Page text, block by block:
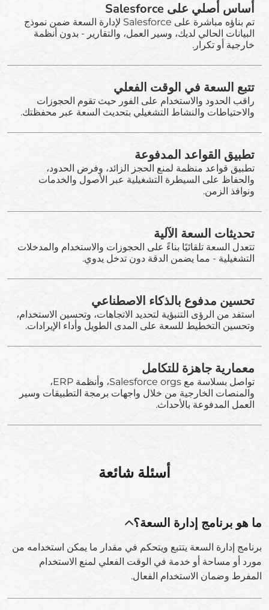
أساس أصلي على Salesforce
تم بناؤه مباشرة على Salesforce لإدارة السعة ضمن نموذج
البيانات الحالي لديك، وسير العمل، والتقارير - بدون أنظمة
خارجية أو تكرار.
تتبع السعة في الوقت الفعلي
راقب الحدود والاستخدام على الفور حيث تقوم الحجوزات
والاحتياطات والنشاط التشغيلي بتحديث السعة عبر محفظتك.
تطبيق القواعد المدفوعة
تطبيق قواعد منظمة لمنع الحجز الزائد، وفرض الحدود،
والحفاظ على السيطرة التشغيلية عبر الأصول والخدمات
ونوافذ الزمن.
تحديثات السعة الآلية
تتعدل السعة تلقائيًا بناءً على الحجوزات والاستخدام والمدخلات
التشغيلية - مما يضمن الدقة دون تدخل يدوي.
تحسين مدفوع بالذكاء الاصطناعي
استفد من الرؤى التنبؤية لتحديد الاتجاهات، وتحسين الاستخدام،
وتحسين التخطيط للسعة على المدى الطويل وأداء الإيرادات.
معمارية جاهزة للتكامل
تواصل بسلاسة مع Salesforce orgs، وأنظمة ERP،
والمنصات الخارجية من خلال واجهات برمجة التطبيقات وسير
العمل المدفوعة بالأحداث.
أسئلة شائعة
ما هو برنامج إدارة السعة؟
برنامج إدارة السعة يتتبع ويتحكم في مقدار ما يمكن استخدامه من
مورد أو مساحة أو خدمة في الوقت الفعلي لمنع الاستخدام
المفرط وضمان الاستخدام الفعال.